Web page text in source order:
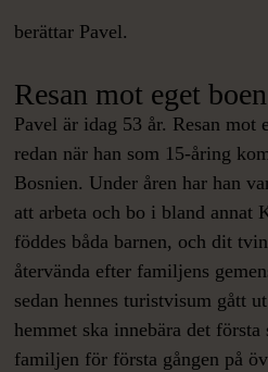
berättar Pavel.
Resan mot eget
Pavel är idag 53 år. Resan mot
redan när han som 15-åring
Bosnien. Under åren har han
att arbeta och bo i bland annat
föddes båda barnen, och dit
återvända efter familjens
sedan hennes turistvisum gått
hemmet ska innebära det
familjen för första gången på